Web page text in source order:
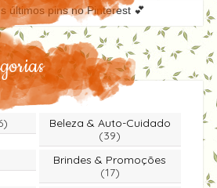
últimos pins no Pinterest 💕
Beleza & Auto-Cuidado
(39)
Brindes & Promoções
(17)